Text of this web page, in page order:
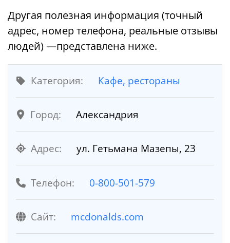
Другая полезная информация (точный
адрес, номер телефона, реальные отзывы
людей) —представлена ​​ниже.
Категория: Кафе, рестораны
Город: Александрия
Адрес: ул. Гетьмана Мазепы, 23
Телефон: 0-800-501-579
Cайт: mcdonalds.com